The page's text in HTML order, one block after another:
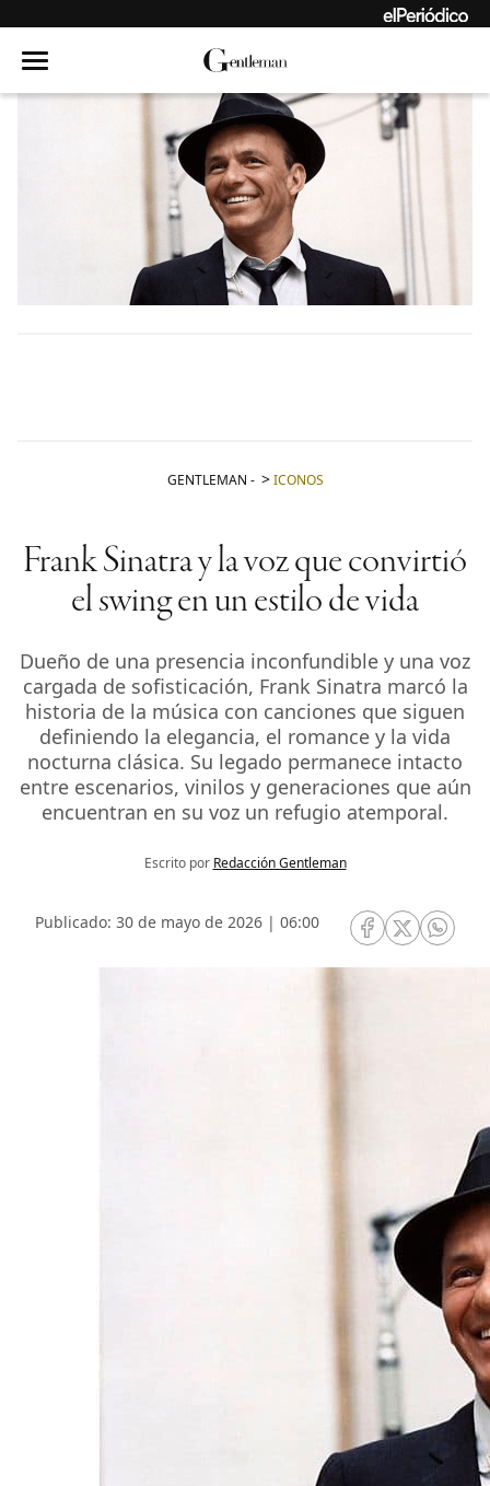
GENTLEMAN - ICONOS
Frank Sinatra y la voz que convirtió
el swing en un estilo de vida
Dueño de una presencia inconfundible y una voz
cargada de sofisticación, Frank Sinatra marcó la
historia de la música con canciones que siguen
definiendo la elegancia, el romance y la vida
nocturna clásica. Su legado permanece intacto
entre escenarios, vinilos y generaciones que aún
encuentran en su voz un refugio atemporal.
Escrito por Redacción Gentleman
Publicado: 30 de mayo de 2026 | 06:00
RRSS Facebook
RRSSRRSS